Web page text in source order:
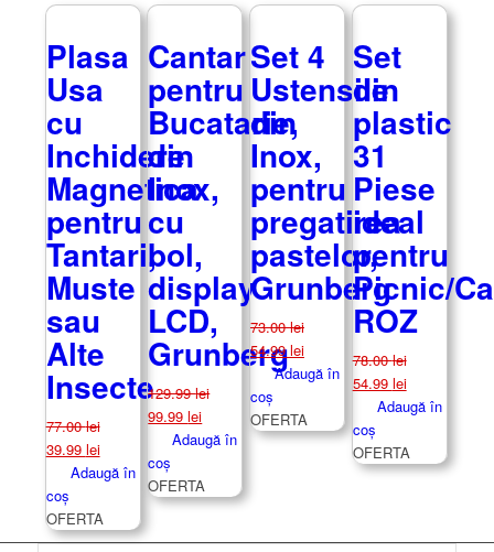
Plasa
Usa
cu
Inchidere
Magnetica
pentru
Tantari,
Muste
sau
Alte
Insecte
77.00lei
Prețul
inițial
a
fost:
77.00 lei.
39.99 leiPrețul
curent
39.99 lei.
Adaugă în
coș
OFERTA
Cantar
pentru
Bucatarie,
din
Inox,
cu
bol,
display
LCD,
Grunberg
129.99lei
Prețul
inițial
a
fost:
129.99 lei.
99.99leiPrețul
curent
99.99 lei.
Adaugă în
coș
OFERTA
Set 4
Ustensile
din
Inox,
pentru
pregatirea
pastelor,
Grunberg
73.00lei
Prețul
inițial
a
fost:
73.00 lei.
54.99leiPrețul
curent
54.99 lei.
Adaugă în
coș
OFERTA
Set
din
plastic
31
Piese
ideal
pentru
Picnic/
ROZ
78.00lei
Prețul
inițial
a
fost:
78.00 lei.
54.99 leiPrețul
curent
54.99 lei.
Adaugă în
coș
OFERTA